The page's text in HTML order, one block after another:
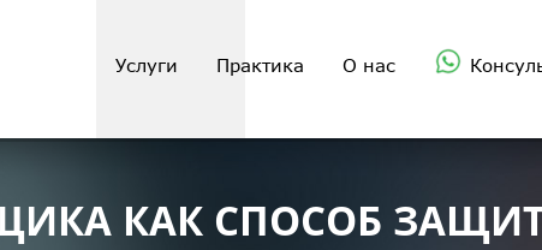
Услуги Практика О нас
КАК СПОСОБ